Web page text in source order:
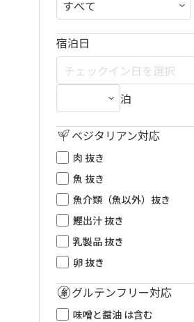
宿泊日
泊
ベジタリアン対応
肉 抜き
魚 抜き
魚介類（魚以外）抜き
鰹出汁 抜き
乳製品 抜き
卵 抜き
グルテンフリー対応
味噌と醤油 は含む